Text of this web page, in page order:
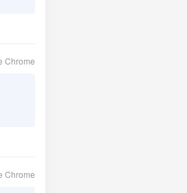
Chrome
Chrome